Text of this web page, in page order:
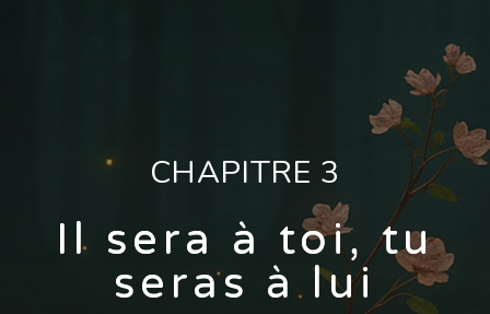
CHAPITRE 3
Il sera à toi, tu
seras à lui